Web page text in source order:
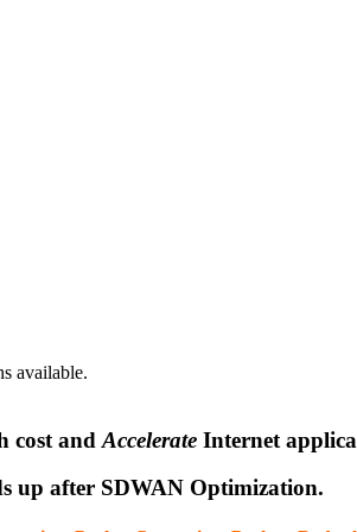
available.
cost and Accelerate Internet
up after SDWAN Optimization.